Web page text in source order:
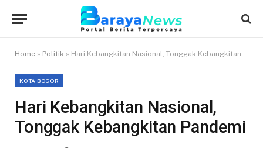
Home » Politik » Hari Kebangkitan Nasional, Tonggak Kebangkitan Pandemi
KOTA BOGOR
Hari Kebangkitan Nasional,
Tonggak Kebangkitan Pandemi